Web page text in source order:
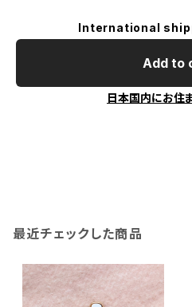
International
Add to
日本国内にお住
最近チェックした商品